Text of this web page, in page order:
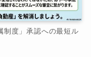
制度」承認への最短ル